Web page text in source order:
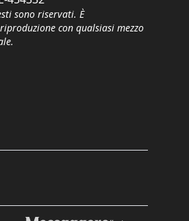
sono riservati. È
con qualsiasi mezzo